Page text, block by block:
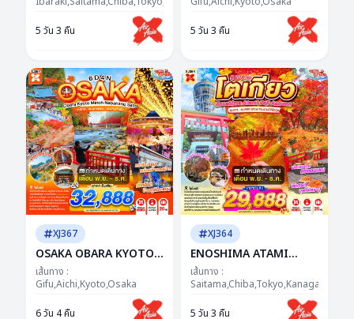
ตาร์...แดงก็จึ้ง เหลืองก็ว้าว
ฟูจิยาวไป ยาวไป!
5 วัน 3 คืน
ซุปตาร์...KOYO สะกดใจ ไฟ
ล้านดวงสะกดตา
5 วัน 3 คืน
XJ367
OSAKA OBARA KYOTO
MINOH NABANANO
SATO 6D 4N BY XJ --
NOV - DEC'26 -- ซุป
เส้นทาง :
Gifu,Aichi,Kyoto,Osaka
6 วัน 4 คืน
XJ364
ENOSHIMA ATAMI
TOKYO FUJI AUTUMN
5D 3N BY XJ --- NOV -
DEC'26 -- ซุปตาร์...SUPER
เส้นทาง :
5 วัน 3 คืน